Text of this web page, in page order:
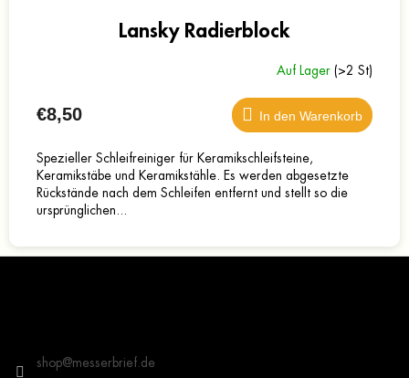
Lansky Radierblock
Auf Lager (>2 St)
€8,50 In den Warenkorb
Spezieller Schleifreiniger für Keramikschleifsteine,
Keramikstäbe und Keramikstähle. Es werden abgesetzte
Rückstände nach dem Schleifen entfernt und stellt so die
ursprünglichen...
shop@messerbrief.de